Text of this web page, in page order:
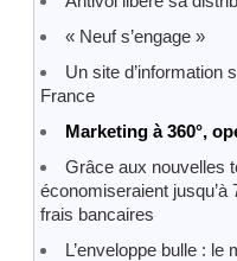
« Neuf s’engage »
Un site d’information
France
Marketing à 360°,
Grâce aux nouvelles
économiseraient jusqu’à
frais bancaires
L’enveloppe bulle : le